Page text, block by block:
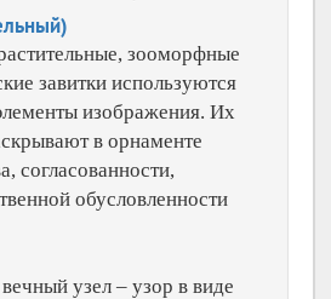
зооморфные
завитки используются
изображения. Их
в орнаменте
согласованности,
обусловленности
узел – узор в виде